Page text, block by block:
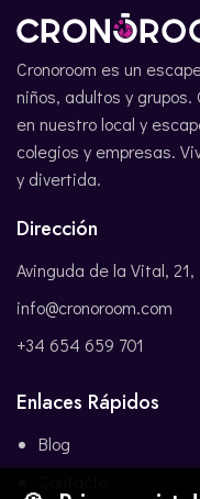
Cronoroom es un
niños, adultos y
en nuestro local y
colegios y empresas.
y divertida.
Dirección
Avinguda de la Vital,
info@cronoroom.com
+34 654 659 701
Enlaces Rápidos
Blog